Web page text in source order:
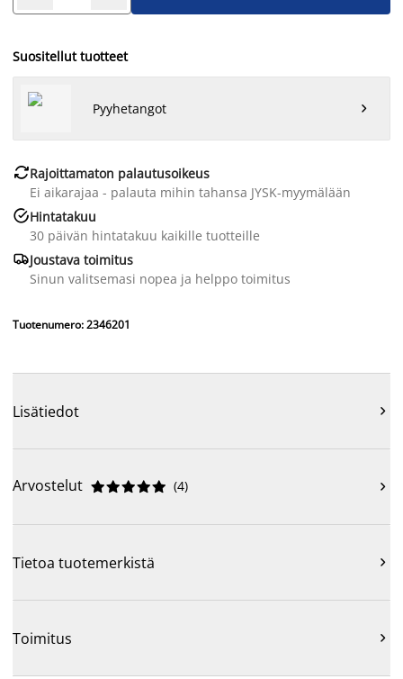
Suositellut tuotteet
Pyyhetangot 
Rajoittamaton palautusoikeus
Ei aikarajaa - palauta mihin tahansa JYSK-myymälään
Hintatakuu
30 päivän hintatakuu kaikille tuotteille
Joustava toimitus
Sinun valitsemasi nopea ja helppo toimitus
Tuotenumero: 2346201
Lisätiedot 
Arvostelut 




 (4) 
Tietoa tuotemerkistä 
Toimitus 